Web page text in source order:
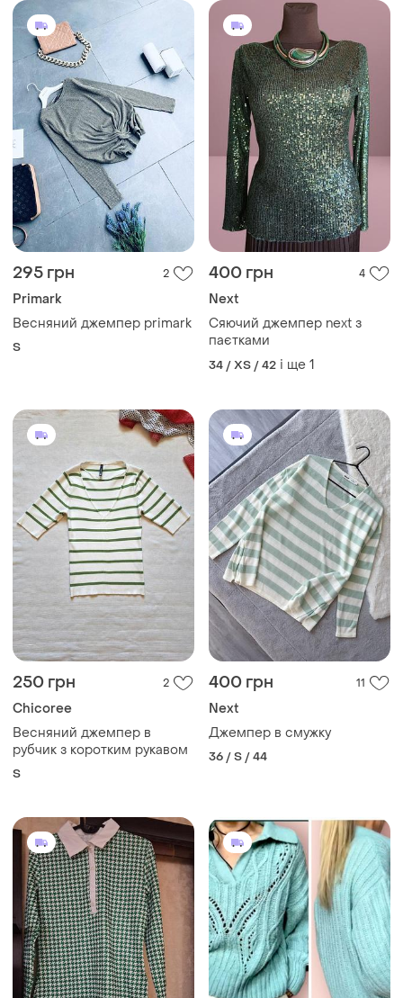
295 грн 2
Primark
Весняний джемпер primark
S
400 грн 4
Next
Сяючий джемпер next з
паєтками
34 / XS / 42 і ще 1
250 грн 2
Chicoree
Весняний джемпер в
рубчик з коротким рукавом
S
400 грн 11
Next
Джемпер в смужку
36 / S / 44